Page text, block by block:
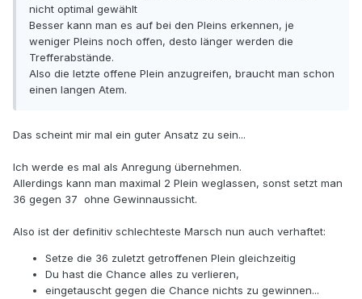
nicht optimal gewählt
Besser kann man es auf bei den Pleins erkennen, je
weniger Pleins noch offen, desto länger werden die
Trefferabstände.
Also die letzte offene Plein anzugreifen, braucht man schon
einen langen Atem.
Das scheint mir mal ein guter Ansatz zu sein...
Ich werde es mal als Anregung übernehmen.
Allerdings kann man maximal 2 Plein weglassen, sonst setzt man
36 gegen 37 ohne Gewinnaussicht.
Also ist der definitiv schlechteste Marsch nun auch verhaftet:
Setze die 36 zuletzt getroffenen Plein gleichzeitig
Du hast die Chance alles zu verlieren,
eingetauscht gegen die Chance nichts zu gewinnen...